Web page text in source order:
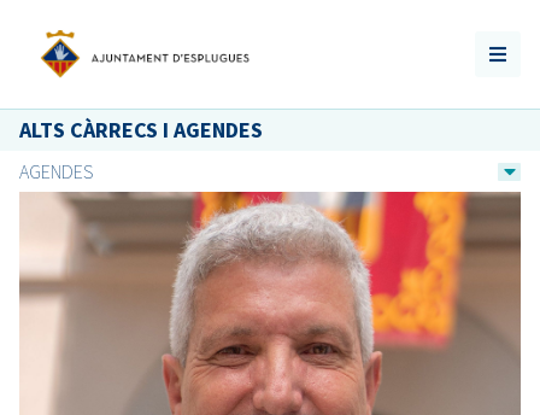
ALTS CÀRRECS I AGENDES
AGENDES